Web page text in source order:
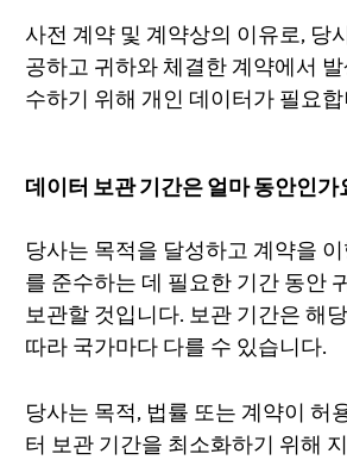
사전 계약 및 계약상의 이유로, 당
공하고 귀하와 체결한 계약에서
수하기 위해 개인 데이터가 필요
데이터 보관 기간은 얼마 동안인가
당사는 목적을 달성하고 계약을
를 준수하는 데 필요한 기간 동안
보관할 것입니다. 보관 기간은 해
따라 국가마다 다를 수 있습니다.
당사는 목적, 법률 또는 계약이 허
터 보관 기간을 최소화하기 위해